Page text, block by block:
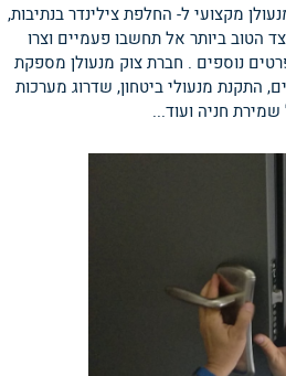
מקצועי ל- החלפת צילינדר בנתיבות,
הטוב ביותר אל תחשבו פעמיים וצרו
נוספים . חברת צוק מנעולן מספקת
התקנת מנעולי ביטחון, שדרוג מערכות
חניה ועוד...